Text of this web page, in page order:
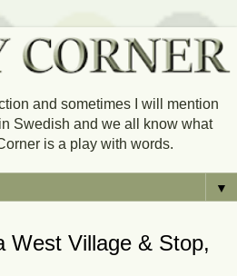
and sometimes I will mention
Swedish and we all know what
is a play with words.
▼
West Village & Stop,